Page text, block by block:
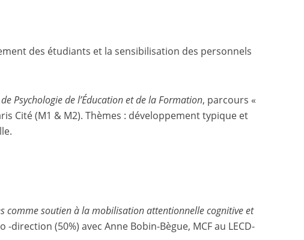
des étudiants et la sensibilisation des personnels
Psychologie de l’Éducation et de la Formation, parcours «
Cité (M1 & M2). Thèmes : développement typique et
comme soutien à la mobilisation attentionnelle cognitive et
-direction (50%) avec Anne Bobin-Bègue, MCF au LECD-